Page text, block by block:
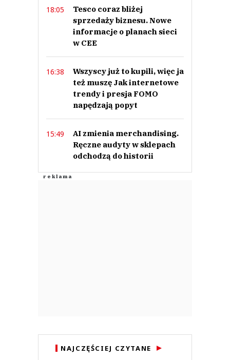
18:05
Tesco coraz bliżej
sprzedaży biznesu. Nowe
informacje o planach sieci
w CEE
16:38
Wszyscy już to kupili, więc ja
też muszę Jak internetowe
trendy i presja FOMO
napędzają popyt
15:49
AI zmienia merchandising.
Ręczne audyty w sklepach
odchodzą do historii
NAJCZĘŚCIEJ CZYTANE